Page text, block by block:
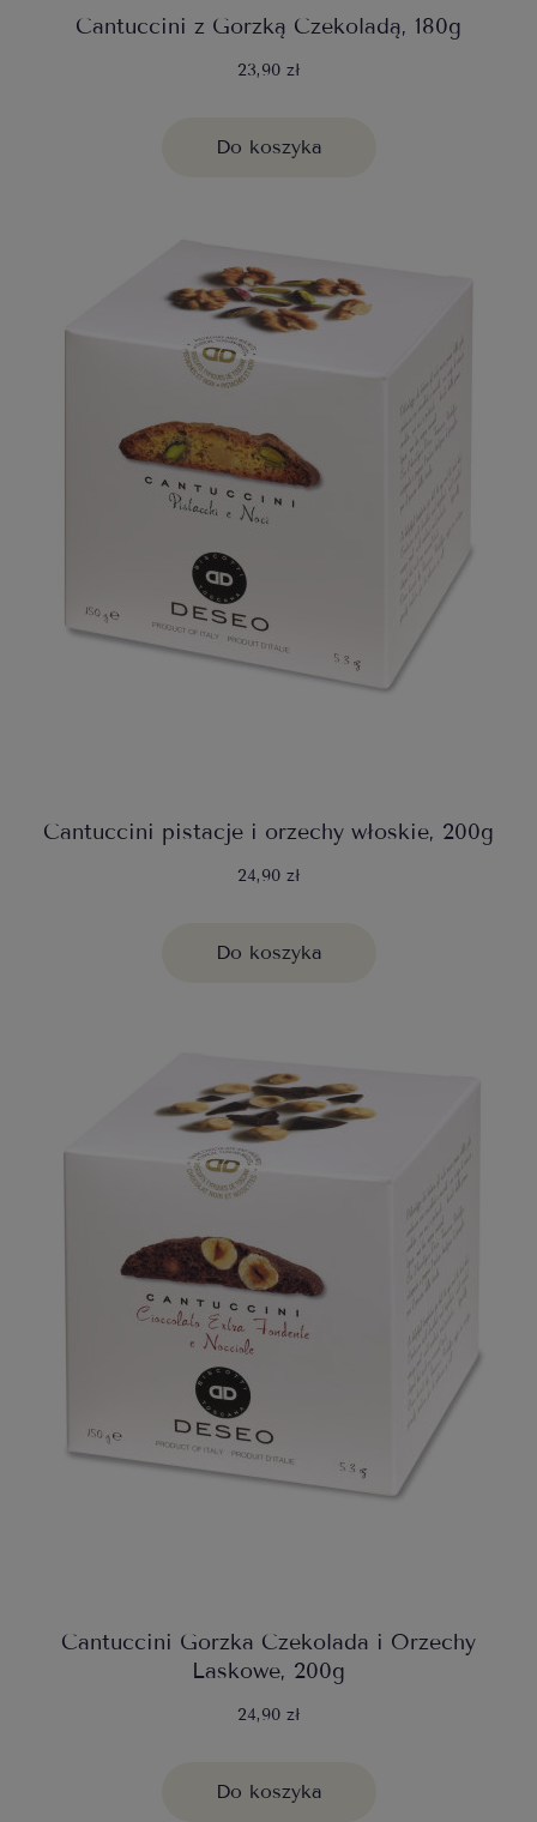
Cantuccini z Gorzką Czekoladą, 180g
23,90 zł
Do koszyka
Cantuccini pistacje i orzechy włoskie, 200g
24,90 zł
Do koszyka
Cantuccini Gorzka Czekolada i Orzechy
Laskowe, 200g
24,90 zł
Do koszyka